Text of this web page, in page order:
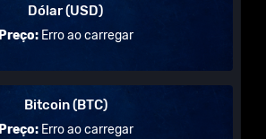
Dólar (USD)
Preço: Erro ao carregar
Bitcoin (BTC)
Preço: Erro ao carregar